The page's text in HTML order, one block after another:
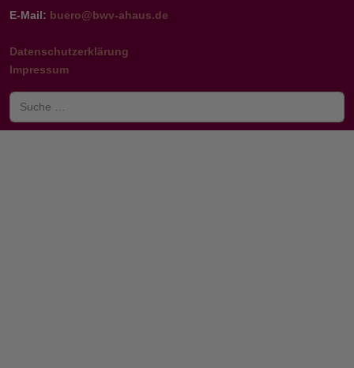
E-Mail: buero@bwv-ahaus.de
Datenschutzerklärung
Impressum
Suchen